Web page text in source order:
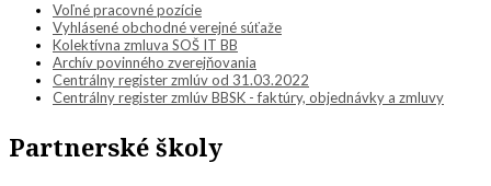
Voľné pracovné pozície
Vyhlásené obchodné verejné súťaže
Kolektívna zmluva SOŠ IT BB
Archív povinného zverejňovania
Centrálny register zmlúv od 31.03.2022
Centrálny register zmlúv BBSK - faktúry, objednávky a zmluvy
Partnerské školy